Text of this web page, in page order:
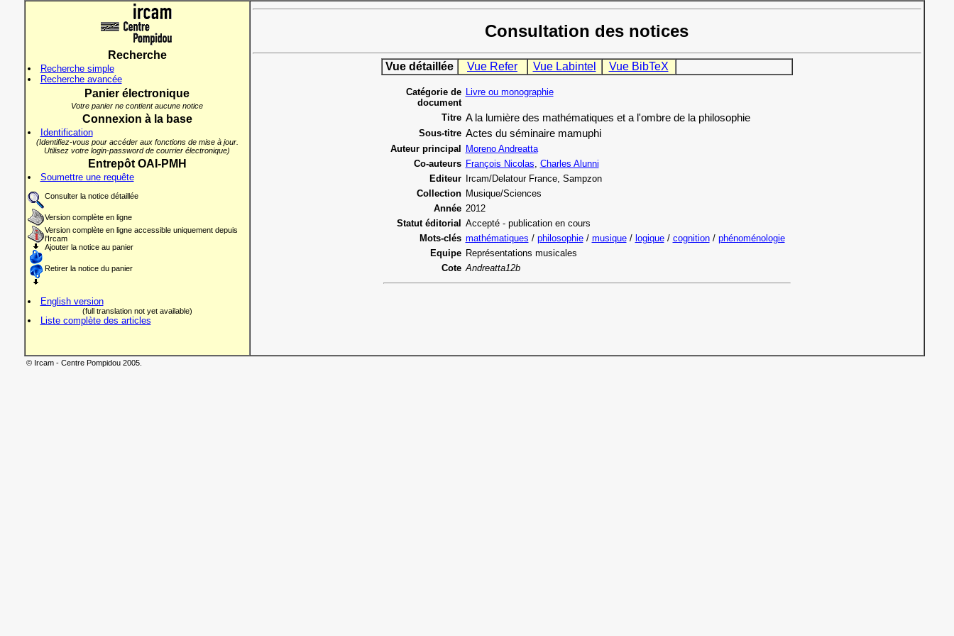
Recherche
Recherche simple
Recherche avancée
Panier électronique
Votre panier ne contient aucune notice
Connexion à la base
Identification
(Identifiez-vous pour accéder aux fonctions de mise à jour.
Utilisez votre login-password de courrier électronique)
Entrepôt OAI-PMH
Soumettre une requête
Consulter la notice détaillée
Version complète en ligne
Version complète en ligne accessible uniquement depuis
l'Ircam
Ajouter la notice au panier
Retirer la notice du panier
English version
(full translation not yet available)
Liste complète des articles
Consultation des notices
Vue détaillée Vue Refer Vue Labintel Vue BibTeX
Catégorie de
document
Livre ou monographie
Titre A la lumière des mathématiques et a l'ombre de la philosophie
Sous-titre Actes du séminaire mamuphi
Auteur principal
Moreno Andreatta
Co-auteurs François Nicolas, Charles Alunni
Editeur
Ircam/Delatour France, Sampzon
Collection Musique/Sciences
Année 2012
Statut éditorial Accepté - publication en cours
Mots-clés mathématiques / philosophie/ musique/ logique/ cognition/ phénoménologie
Equipe Représentations musicales
Cote Andreatta12b
© Ircam - Centre Pompidou 2005.